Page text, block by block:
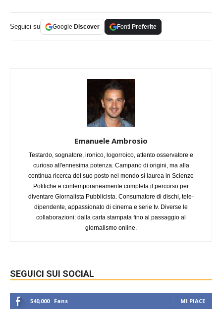
Seguici su Google Discover Fonti Preferite
Emanuele Ambrosio
Testardo, sognatore, ironico, logorroico, attento osservatore e
curioso all'ennesima potenza. Campano di origini, ma alla
continua ricerca del suo posto nel mondo si laurea in Scienze
Politiche e contemporaneamente completa il percorso per
diventare Giornalista Pubblicista. Consumatore di dischi, tele-
dipendente, appassionato di cinema e serie tv. Diverse le
collaborazioni: dalla carta stampata fino al passaggio al
giornalismo online.
SEGUICI SUI SOCIAL
540,000 Fans MI PIACE